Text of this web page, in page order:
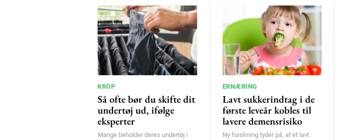
KROP
Så ofte bør du skifte dit
undertøj ud, ifølge
eksperter
Mange beholder deres undertøj i
ERNÆRING
Lavt sukkerindtag i de
første leveår kobles til
lavere demensrisiko
Ny forskning tyder på, at et lavt